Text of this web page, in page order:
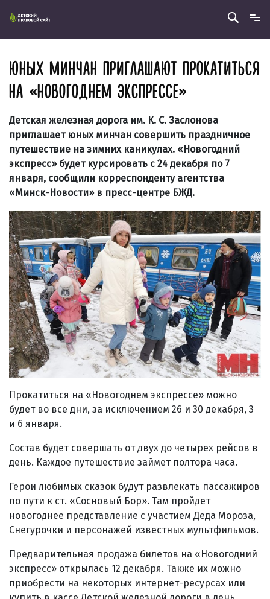
ЮНЫХ МИНЧАН ПРИГЛАШАЮТ ПРОКАТИТЬСЯ
НА «НОВОГОДНЕМ ЭКСПРЕССЕ»
Детская железная дорога им. К. С. Заслонова
приглашает юных минчан совершить праздничное
путешествие на зимних каникулах. «Новогодний
экспресс» будет курсировать с 24 декабря по 7
января, сообщили корреспонденту агентства
«Минск-Новости» в пресс-центре БЖД.
Прокатиться на «Новогоднем экспрессе» можно
будет во все дни, за исключением 26 и 30 декабря, 3
и 6 января.
Состав будет совершать от двух до четырех рейсов в
день. Каждое путешествие займет полтора часа.
Герои любимых сказок будут развлекать пассажиров
по пути к ст. «Сосновый Бор». Там пройдет
новогоднее представление с участием Деда Мороза,
Снегурочки и персонажей известных мультфильмов.
Предварительная продажа билетов на «Новогодний
экспресс» открылась 12 декабря. Также их можно
приобрести на некоторых интернет-ресурсах или